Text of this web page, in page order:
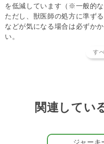
を低減しています（※一般的
ただし、獣医師の処方に準ず
などが気になる場合は必ずか
い。
WITH GREEN DOGは【お客
関連してい
ジャーキ